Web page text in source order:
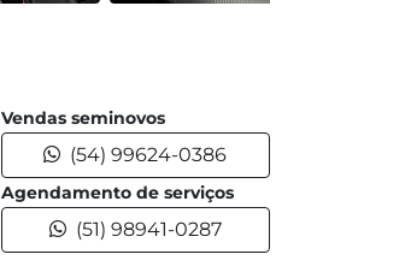
Vendas seminovos
(54) 99624-0386
Agendamento de serviços
(51) 98941-0287